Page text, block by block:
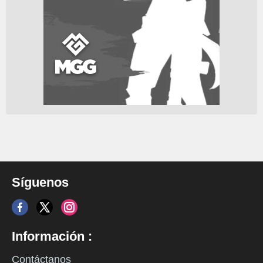
Síguenos
Información :
Contáctanos